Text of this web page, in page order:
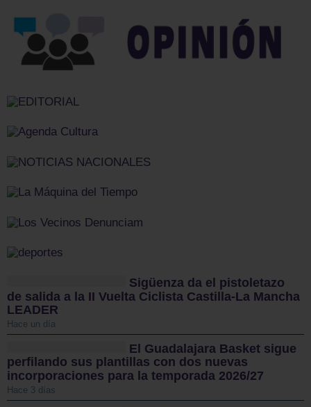
Sigüenza da el pistoletazo
de salida a la II Vuelta Ciclista Castilla-La Mancha
LEADER
Hace un día
El Guadalajara Basket sigue
perfilando sus plantillas con dos nuevas
incorporaciones para la temporada 2026/27
Hace 3 días